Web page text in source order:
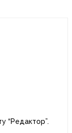
“Редактор”.